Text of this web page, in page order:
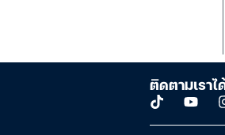
ติดตามเราไ